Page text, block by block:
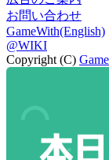
お問い合わせ
GameWith(English)
@WIKI
Copyright (C)